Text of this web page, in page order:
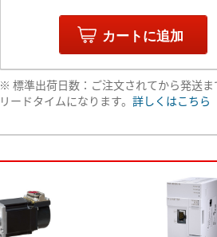
カートに追加
※ 標準出荷日数：ご注文されてから発送ま
リードタイムになります。 詳しくはこちら